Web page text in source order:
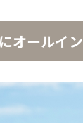
オールイン